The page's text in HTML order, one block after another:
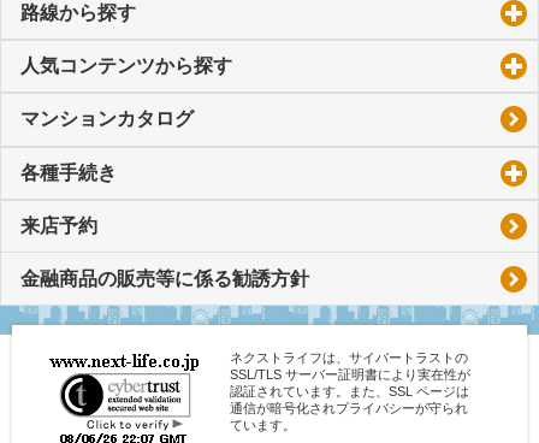
路線から探す
人気コンテンツから探す
マンションカタログ
各種手続き
来店予約
金融商品の販売等に係る勧誘方針
ネクストライフは、サイバートラストの
SSL/TLS サーバー証明書により実在性が
認証されています。また、SSL ページは
通信が暗号化されプライバシーが守られ
ています。